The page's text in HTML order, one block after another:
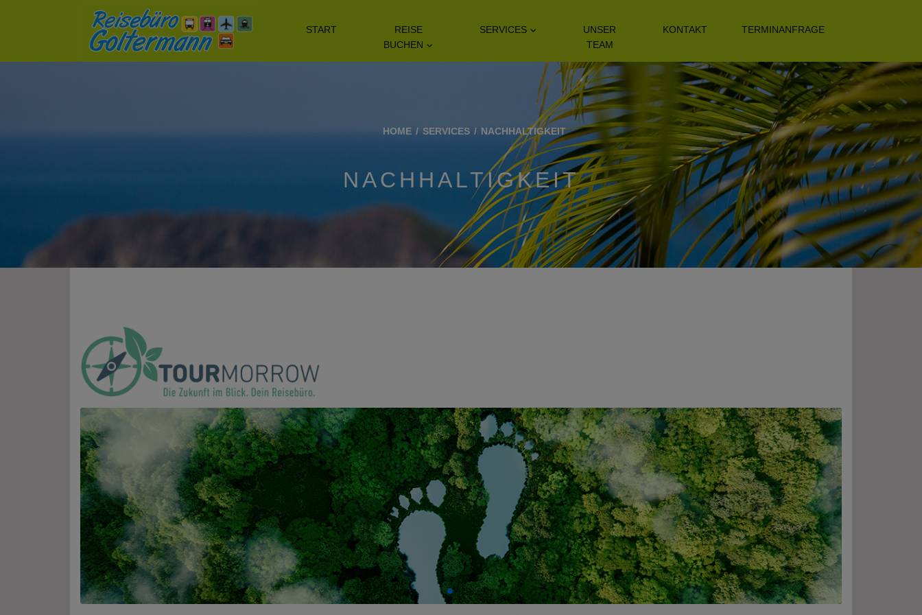
START
REISE
BUCHEN
SERVICES
UNSER
TEAM
KONTAKT TERMINANFRAGE
HOME SERVICES NACHHALTIGKEIT
NACHHALTIGKEIT